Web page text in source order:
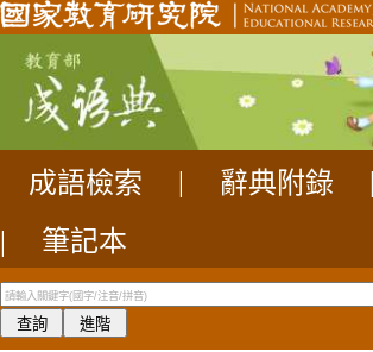
成語檢索 辭典附錄
|
筆記本